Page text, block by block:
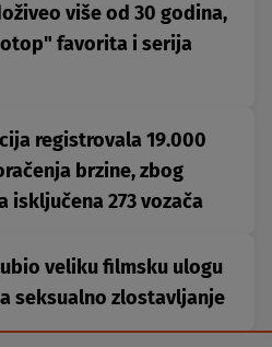
više od 30 godina,
favorita i serija
registrovala 19.000
brzine, zbog
isključena 273 vozača
veliku filmsku ulogu
seksualno zlostavljanje